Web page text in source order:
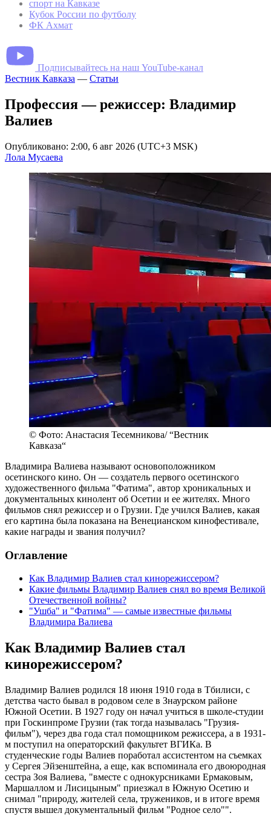
спорт на Кавказе
Кубок России по футболу
ФК Ахмат
Подписывайтесь на наш YouTube-канал
Вестник Кавказа — Статьи
Профессия — режиссер: Владимир
Валиев
Опубликовано: 2:00, 6 авг 2026 (UTC+3 MSK)
Лола Мусаева
© Фото: Анастасия Тесемникова/ “Вестник
Кавказа“
Владимира Валиева называют основоположником
осетинского кино. Он — создатель первого осетинского
художественного фильма "Фатима", автор хроникальных и
документальных кинолент об Осетии и ее жителях. Много
фильмов снял режиссер и о Грузии. Где учился Валиев, какая
его картина была показана на Венецианском кинофестивале,
какие награды и звания получил?
Оглавление
Как Владимир Валиев стал кинорежиссером?
Какие фильмы Владимир Валиев снял во время Великой
Отечественной войны?
"Ушба" и "Фатима" — самые известные фильмы
Владимира Валиева
Как Владимир Валиев стал
кинорежиссером?
Владимир Валиев родился 18 июня 1910 года в Тбилиси, с
детства часто бывал в родовом селе в Знаурском районе
Южной Осетии. В 1927 году он начал учиться в школе-студии
при Госкинпроме Грузии (так тогда называлась "Грузия-
фильм"), через два года стал помощником режиссера, а в 1931-
м поступил на операторский факультет ВГИКа. В
студенческие годы Валиев поработал ассистентом на съемках
у Сергея Эйзенштейна, а еще, как вспоминала его двоюродная
сестра Зоя Валиева, "вместе с однокурсниками Ермаковым,
Маршаллом и Лисицыным" приезжал в Южную Осетию и
снимал "природу, жителей села, тружеников, и в итоге время
спустя вышел документальный фильм "Родное село"".